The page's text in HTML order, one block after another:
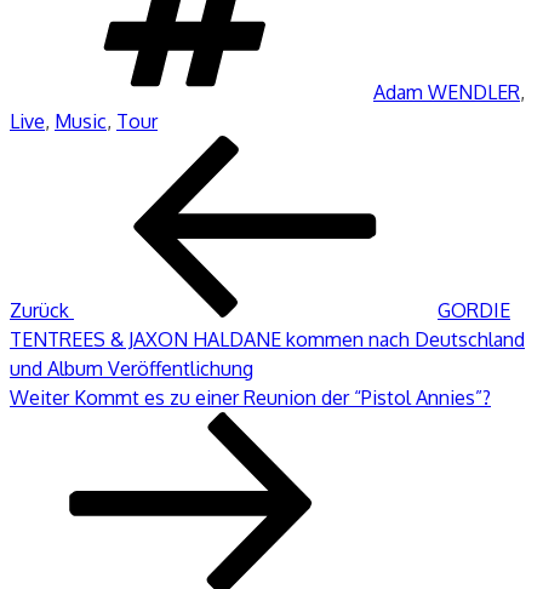
Adam WENDLER,
Live, Music, Tour
Beitragsnavigation
Zurück
GORDIE
TENTREES & JAXON HALDANE kommen nach Deutschland
und Album Veröffentlichung
Nächster
Weiter Kommt es zu einer Reunion der “Pistol Annies”?